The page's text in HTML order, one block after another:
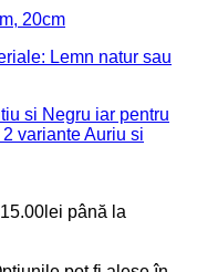
20cm
Lemn natur sau
si Negru iar pentru
variante Auriu si
până la